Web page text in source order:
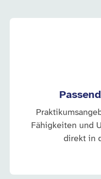
Fähigkeiten und
direkt in